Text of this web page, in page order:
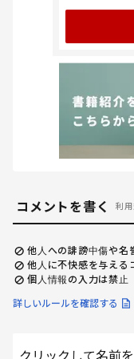
コメントを書く 利
他人への誹謗中傷や名
他人に不快感を与える
個人情報の入力は禁止
詳しいルールを確認する
クリックして名前